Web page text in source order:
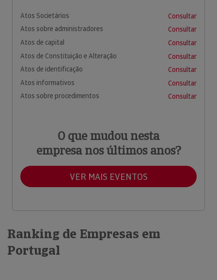
Atos Societários
Consultar
Atos sobre administradores
Consultar
Atos de capital
Consultar
Atos de Constituição e Alteração
Consultar
Atos de identificação
Consultar
Atos informativos
Consultar
Atos sobre procedimentos
Consultar
O que mudou nesta
empresa nos últimos anos?
VER MAIS EVENTOS
Ranking de Empresas em
Portugal